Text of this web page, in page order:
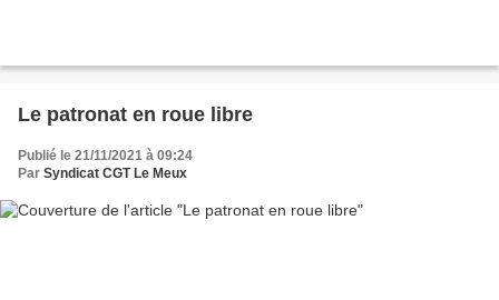
Le patronat en roue libre
Publié le 21/11/2021 à 09:24
Par Syndicat CGT Le Meux